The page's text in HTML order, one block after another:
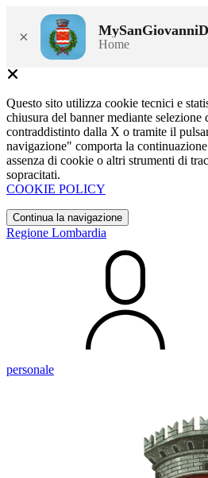
× Home
Questo sito utilizza cookie tecnici e
chiusura del banner mediante selezione
contraddistinto dalla X o tramite il
navigazione" comporta la
assenza di cookie o altri strumenti di
sopracitati.
COOKIE POLICY
Continua la navigazione
Regione Lombardia
personale